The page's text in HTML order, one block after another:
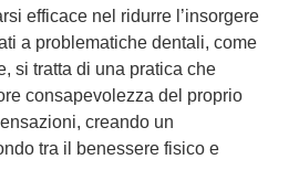
efficace nel ridurre l’insorgere
a problematiche dentali, come
si tratta di una pratica che
consapevolezza del proprio
creando un
tra il benessere fisico e